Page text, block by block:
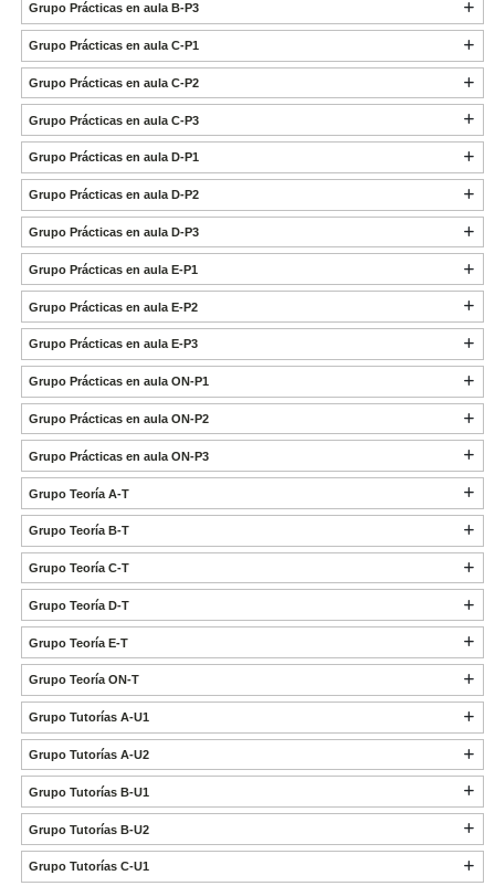
Grupo Prácticas en aula B-P3
Grupo Prácticas en aula C-P1
Grupo Prácticas en aula C-P2
Grupo Prácticas en aula C-P3
Grupo Prácticas en aula D-P1
Grupo Prácticas en aula D-P2
Grupo Prácticas en aula D-P3
Grupo Prácticas en aula E-P1
Grupo Prácticas en aula E-P2
Grupo Prácticas en aula E-P3
Grupo Prácticas en aula ON-P1
Grupo Prácticas en aula ON-P2
Grupo Prácticas en aula ON-P3
Grupo Teoría A-T
Grupo Teoría B-T
Grupo Teoría C-T
Grupo Teoría D-T
Grupo Teoría E-T
Grupo Teoría ON-T
Grupo Tutorías A-U1
Grupo Tutorías A-U2
Grupo Tutorías B-U1
Grupo Tutorías B-U2
Grupo Tutorías C-U1